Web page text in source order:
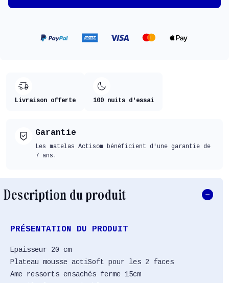
Livraison offerte 100 nuits d'essai
Garantie
Les matelas Actisom bénéficient d'une garantie de
7 ans.
Description du produit
PRÉSENTATION DU PRODUIT
Epaisseur 20 cm
Plateau mousse actiSoft pour les 2 faces
Ame ressorts ensachés ferme 15cm